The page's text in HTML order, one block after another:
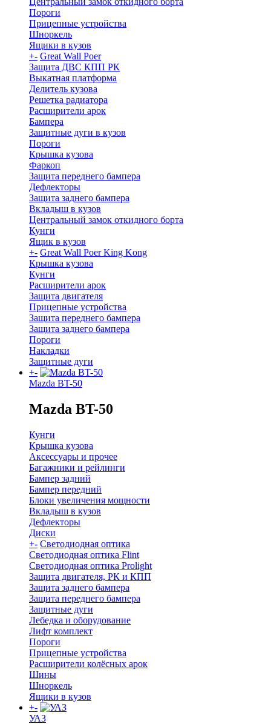
Пороги
Прицепные устройства
Шноркель
Ящики в кузов
+- Great Wall Poer
Защита ДВС КПП РК
Выкатная платформа
Делитель кузова
Решетка радиатора
Расширители арок
Бампера
Защитные дуги в кузов
Пороги
Крышка кузова
Фаркоп
Защита переднего бампера
Дефлекторы
Защита заднего бампера
Вкладыш в кузов
Центральный замок откидного борта
Кунги
Ящик в кузов
+- Great Wall Poer King Kong
Крышка кузова
Кунги
Расширители арок
Защита двигателя
Прицепные устройства
Защита переднего бампера
Защита заднего бампера
Пороги
Накладки
Защитные дуги
+-
Mazda BT-50
Mazda BT-50
Кунги
Крышка кузова
Аксессуары и прочее
Багажники и рейлинги
Бампер задний
Бампер передний
Блоки увеличения мощности
Вкладыш в кузов
Дефлекторы
Диски
+- Светодиодная оптика
Светодиодная оптика Flint
Светодиодная оптика Prolight
Защита двигателя, РК и КПП
Защита заднего бампера
Защита переднего бампера
Защитные дуги
Лебедка и оборудование
Лифт комплект
Пороги
Прицепные устройства
Расширители колёсных арок
Шины
Шноркель
Ящики в кузов
+-
УАЗ